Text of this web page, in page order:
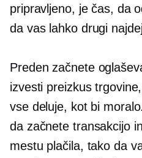
pripravljeno, je čas, da
da vas lahko drugi
Preden začnete
izvesti preizkus
vse deluje, kot bi
da začnete transakcijo
mestu plačila, tako da